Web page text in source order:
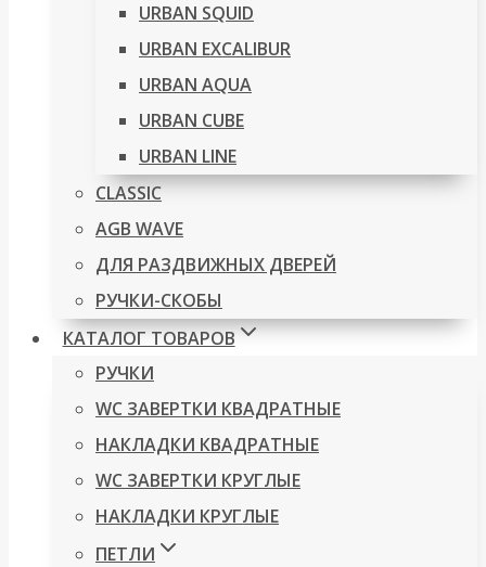
URBAN SQUID
URBAN EXCALIBUR
URBAN AQUA
URBAN CUBE
URBAN LINE
CLASSIC
AGB WAVE
ДЛЯ РАЗДВИЖНЫХ ДВЕРЕЙ
РУЧКИ-СКОБЫ
КАТАЛОГ ТОВАРОВ
РУЧКИ
WC ЗАВЕРТКИ КВАДРАТНЫЕ
НАКЛАДКИ КВАДРАТНЫЕ
WC ЗАВЕРТКИ КРУГЛЫЕ
НАКЛАДКИ КРУГЛЫЕ
ПЕТЛИ